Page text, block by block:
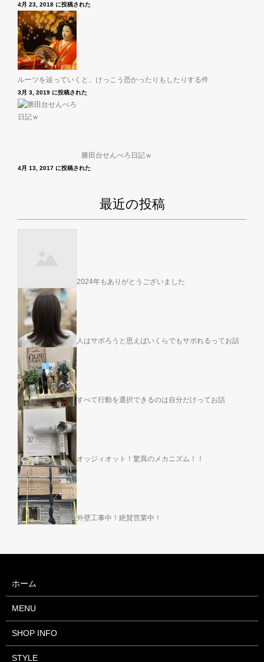
4月 23, 2018 に投稿された
ルーツを辿っていくと、けっこう恐かったりもしたりする件
3月 3, 2019 に投稿された
勝田台せんべろ日記ｗ
4月 13, 2017 に投稿された
最近の投稿
2024年もありがとうございました
人はサボろうと思えばいくらでもサボれるってお話
すべて行動を選択できるのは自分だけってお話
オッジィオット！驚異のメカニズム！！
外壁工事中！絶賛営業中！
ホーム
MENU
SHOP INFO
STYLE